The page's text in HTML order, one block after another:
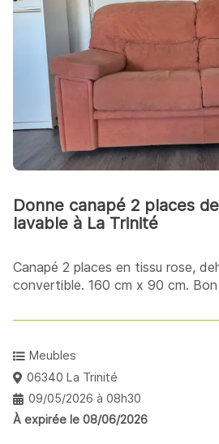
Donne canapé 2 places
lavable à La Trinité
Canapé 2 places en tissu rose,
convertible. 160 cm x 90 cm.
Meubles
06340 La Trinité
09/05/2026 à 08h30
À expirée le 08/06/2026